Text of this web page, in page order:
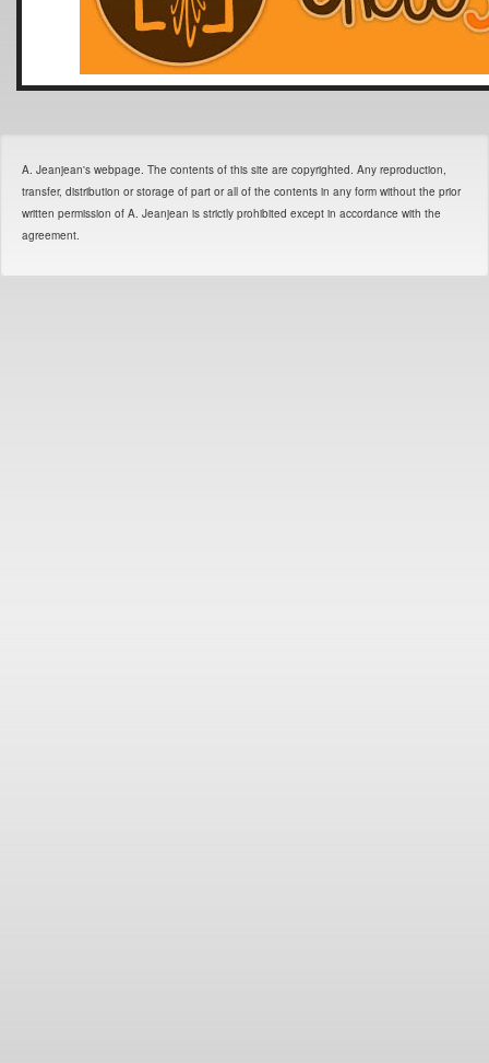
A. Jeanjean's webpage. The contents of this site are copyrighted. Any reproduction,
transfer, distribution or storage of part or all of the contents in any form without the prior
written permission of A. Jeanjean is strictly prohibited except in accordance with the
agreement.